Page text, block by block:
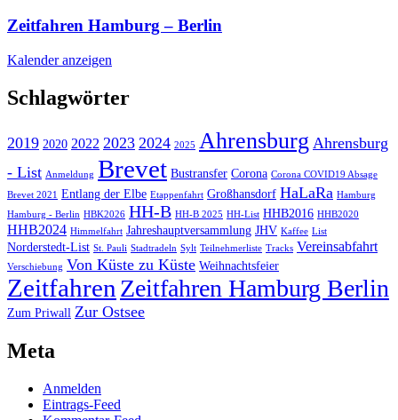
Zeitfahren Hamburg – Berlin
Kalender anzeigen
Schlagwörter
2019 2020 2022 2023 2024 2025 Ahrensburg Ahrensburg
- List Anmeldung Brevet Bustransfer Corona Corona COVID19 Absage
Brevet 2021 Entlang der Elbe Etappenfahrt Großhansdorf HaLaRa Hamburg
Hamburg - Berlin HBK2026 HH-B HH-B 2025 HH-List HHB2016 HHB2020
HHB2024 Himmelfahrt Jahreshauptversammlung JHV Kaffee List
Norderstedt-List St. Pauli Stadtradeln Sylt Teilnehmerliste Tracks Vereinsabfahrt
Verschiebung Von Küste zu Küste Weihnachtsfeier
Zeitfahren Zeitfahren Hamburg Berlin
Zum Priwall Zur Ostsee
Meta
Anmelden
Eintrags-Feed